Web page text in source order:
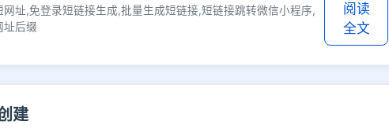
址,免登录短链接生成,批量生成短链接,短链接跳转微信小程序,
址后缀
阅读
全文
建